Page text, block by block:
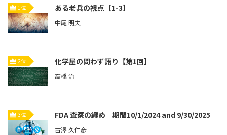
1位 ある老兵の視点【1-3】
中尾 明夫
2位 化学屋の問わず語り【第1回】
高橋 治
3位 FDA 査察の纏め 期間10/1/2024 and 9/30/2025
古澤 久仁彦